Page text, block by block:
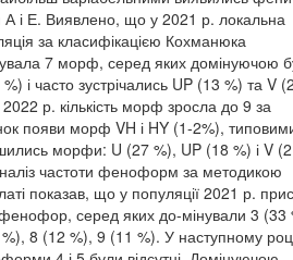
А і Е. Виявлено, що у 2021 р. локальна
за класифікацією Кохманюка
7 морф, серед яких домінуючою
і часто зустрічались UP (13 %) та V
р. кількість морф зросла до 9 за
появи морф VH і HY (1-2%),
морфи: U (27 %), UP (18 %) і V
частоти феноформ за методикою
показав, що у популяції 2021 р.
фенофор, серед яких до-мінували 3 (33
8 (12 %), 9 (11 %). У наступному